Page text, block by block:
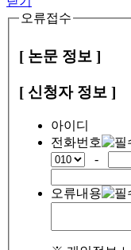
오류접수
[ 논문 정보 ]
[ 신청자 정보 ]
아이디
전화번호
-
오류내용